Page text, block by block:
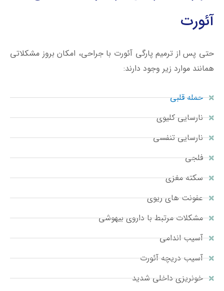
آئورت
حتی پس از ترمیم پارگی آئورت با جراحی، امکان بروز مشکلاتی
همانند موارد زیر وجود دارند:
حمله قلبی
نارسایی کلیوی
نارسایی تنفسی
فلجی
سکته مغزی
عفونت های ریوی
مشکلات مرتبط با داروی بیهوشی
آسیب اندامی
آسیب دریچه آئورت
خونریزی داخلی شدید